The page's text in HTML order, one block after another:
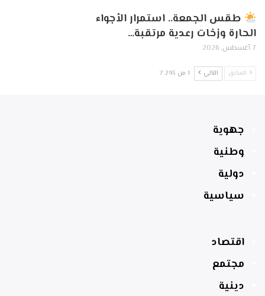
طقس الجمعة.. استمرار الأجواء
الحارة وزخات رعدية مرتقبة…
7 أغسطس, 2026
السابق التالي 1 من 7٬293
جهوية
وطنية
دولية
سياسية
اقتصاد
مجتمع
دينية